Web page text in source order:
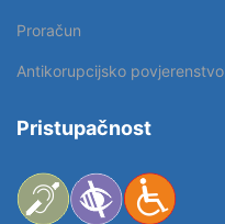
Proračun
Antikorupcijsko povjerenstvo
Pristupačnost